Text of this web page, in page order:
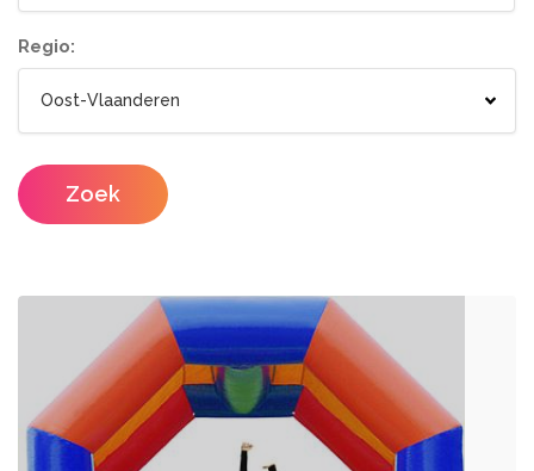
Tenten
Wc wagen
Lichtletters
Make-up artist
Haarstylisten
Fotografen
Photobooths
Videografie
Feestzalen
Vergaderzalen
Seminarieruimte
Regio:
Zoek